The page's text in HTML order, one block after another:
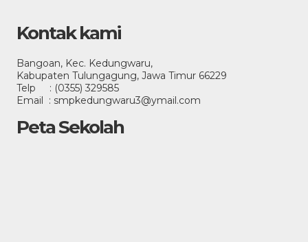
Kontak kami
Bangoan, Kec. Kedungwaru,
Kabupaten Tulungagung, Jawa Timur 66229
Telp : (0355) 329585
Email : smpkedungwaru3@ymail.com
Peta Sekolah